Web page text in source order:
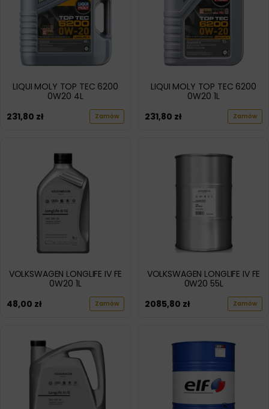
LIQUI MOLY TOP TEC 6200
0W20 4L
231,80 zł Zamów
LIQUI MOLY TOP TEC 6200
0W20 1L
231,80 zł Zamów
VOLKSWAGEN LONGLIFE IV FE
0W20 1L
48,00 zł Zamów
VOLKSWAGEN LONGLIFE IV FE
0W20 55L
2085,80 zł Zamów